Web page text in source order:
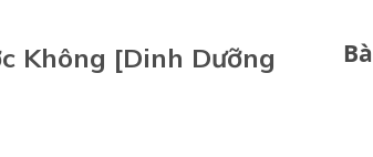
Không [Dinh Dưỡng